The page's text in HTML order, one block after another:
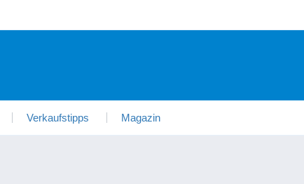
Verkaufstipps Magazin